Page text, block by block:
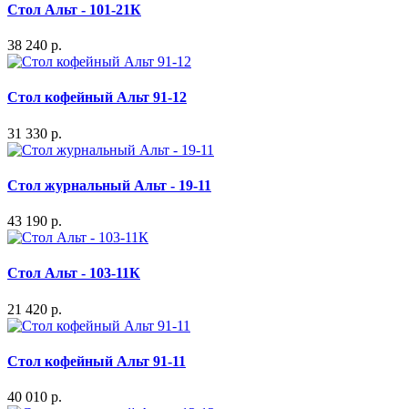
Стол Альт - 101-21К
38 240 р.
Стол кофейный Альт 91-12
31 330 р.
Стол журнальный Альт - 19-11
43 190 р.
Стол Альт - 103-11К
21 420 р.
Стол кофейный Альт 91-11
40 010 р.